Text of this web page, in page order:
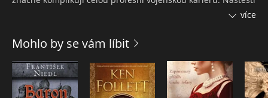
pro něj se jako voják mnohokrát vyznamená a po mnoha
postavit nebezpečným tlupám lupičů, kteří se neštítí ničeho
– a možná právě tady se rodí jeho krutost, která se donese
až k Marii Terezii…
více
Mohlo by se vám líbit